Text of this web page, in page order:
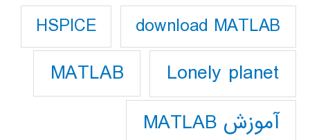
download MATLAB
HSPICE
Lonely planet
MATLAB
آموزش MATLAB